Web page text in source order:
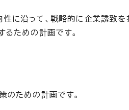
に沿って、戦略的に企業誘致を
るための計画です。
のための計画です。